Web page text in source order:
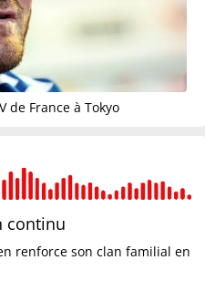
de France à Tokyo
continu
renforce son clan familial en